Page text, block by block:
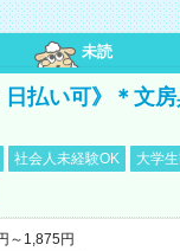
未読
日払い可》＊文
社会人未経験OK 大学
～1,875円